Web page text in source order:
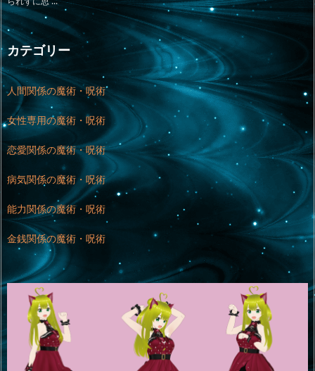
カテゴリー
人間関係の魔術・呪術
女性専用の魔術・呪術
恋愛関係の魔術・呪術
病気関係の魔術・呪術
能力関係の魔術・呪術
金銭関係の魔術・呪術